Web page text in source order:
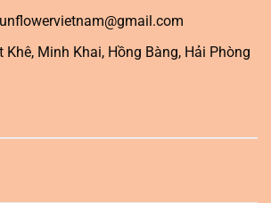
Minh Khai, Hồng Bàng, Hải Phòng